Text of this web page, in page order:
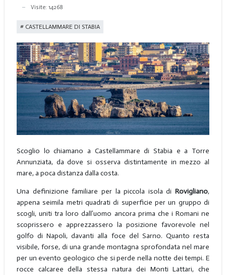
Visite: 14268
CASTELLAMMARE DI STABIA
Scoglio lo chiamano a Castellammare di Stabia e a Torre
Annunziata, da dove si osserva distintamente in mezzo al
mare, a poca distanza dalla costa.
Una definizione familiare per la piccola isola diRovigliano,
appena seimila metri quadrati di superficie per un gruppo di
scogli, uniti tra loro dall’uomo ancora prima che i Romani ne
scoprissero e apprezzassero la posizione favorevole nel
golfo di Napoli, davanti alla foce del Sarno. Quanto resta
visibile, forse, di una grande montagna sprofondata nel mare
per un evento geologico che si perde nella notte dei tempi. E
rocce calcaree della stessa natura dei Monti Lattari, che